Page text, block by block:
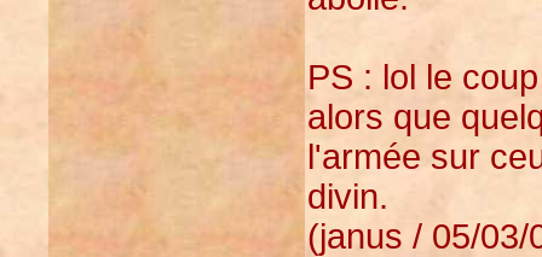
PS : lol le
alors que
l'armée sur
divin.
(janus / 05/03/